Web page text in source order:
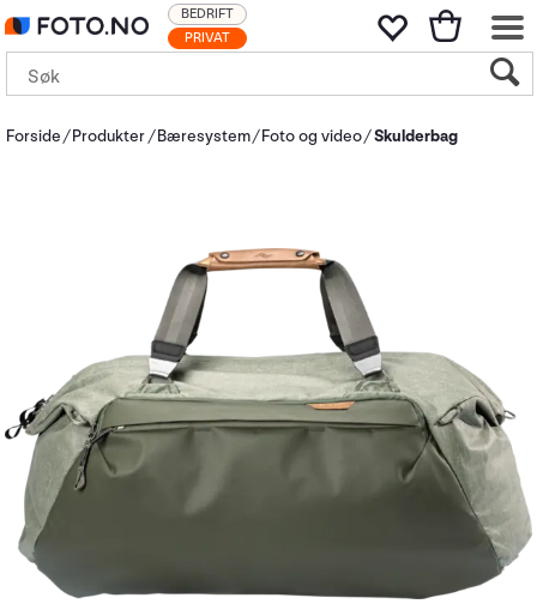
PRIVAT
BEDRIFT
Forside Produkter Bæresystem Foto og video Skulderbag